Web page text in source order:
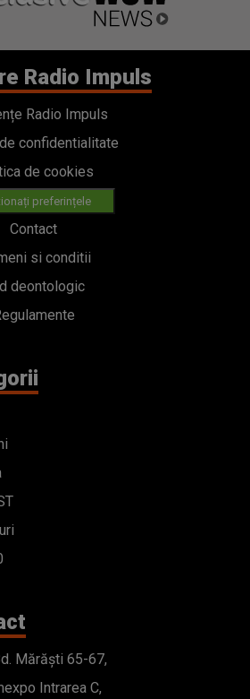
Radio Impuls
Radio Impuls
confidentialitate
de cookies
preferințele
Contact
si conditii
deontologic
Mărăști 65-67,
Intrarea C,